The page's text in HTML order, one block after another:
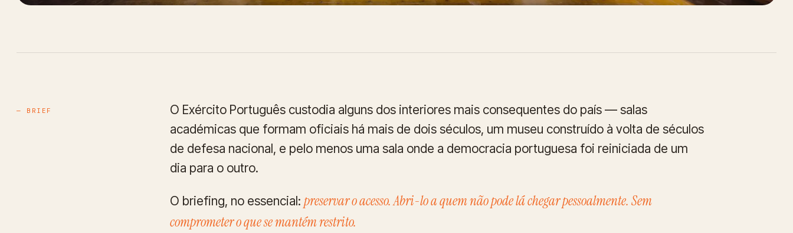
— BRIEF
O Exército Português custodia alguns dos interiores mais consequentes do país — salas
académicas que formam oficiais há mais de dois séculos, um museu construído à volta de séculos
de defesa nacional, e pelo menos uma sala onde a democracia portuguesa foi reiniciada de um
dia para o outro.
O briefing, no essencial: preservar o acesso. Abri-lo a quem não pode lá chegar pessoalmente. Sem
comprometer o que se mantém restrito.